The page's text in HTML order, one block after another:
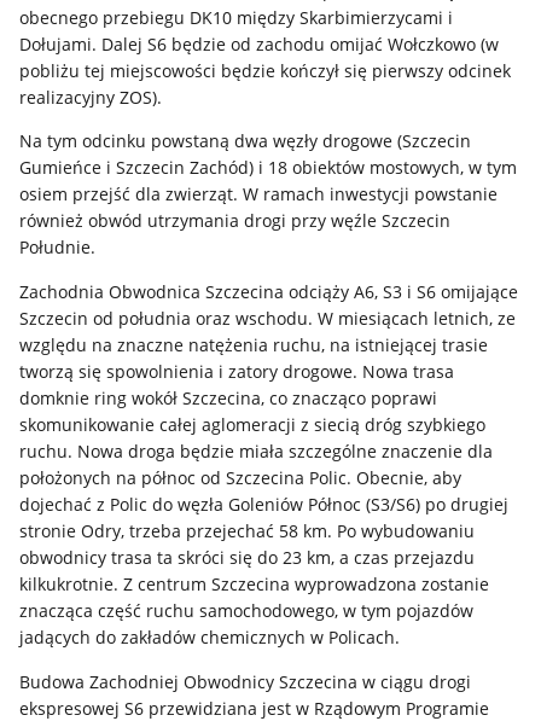
obecnego przebiegu DK10 między Skarbimierzycami i
Dołujami. Dalej S6 będzie od zachodu omijać Wołczkowo (w
pobliżu tej miejscowości będzie kończył się pierwszy odcinek
realizacyjny ZOS).
Na tym odcinku powstaną dwa węzły drogowe (Szczecin
Gumieńce i Szczecin Zachód) i 18 obiektów mostowych, w tym
osiem przejść dla zwierząt. W ramach inwestycji powstanie
również obwód utrzymania drogi przy węźle Szczecin
Południe.
Zachodnia Obwodnica Szczecina odciąży A6, S3 i S6 omijające
Szczecin od południa oraz wschodu. W miesiącach letnich, ze
względu na znaczne natężenia ruchu, na istniejącej trasie
tworzą się spowolnienia i zatory drogowe. Nowa trasa
domknie ring wokół Szczecina, co znacząco poprawi
skomunikowanie całej aglomeracji z siecią dróg szybkiego
ruchu. Nowa droga będzie miała szczególne znaczenie dla
położonych na północ od Szczecina Polic. Obecnie, aby
dojechać z Polic do węzła Goleniów Północ (S3/S6) po drugiej
stronie Odry, trzeba przejechać 58 km. Po wybudowaniu
obwodnicy trasa ta skróci się do 23 km, a czas przejazdu
kilkukrotnie. Z centrum Szczecina wyprowadzona zostanie
znacząca część ruchu samochodowego, w tym pojazdów
jadących do zakładów chemicznych w Policach.
Budowa Zachodniej Obwodnicy Szczecina w ciągu drogi
ekspresowej S6 przewidziana jest w Rządowym Programie